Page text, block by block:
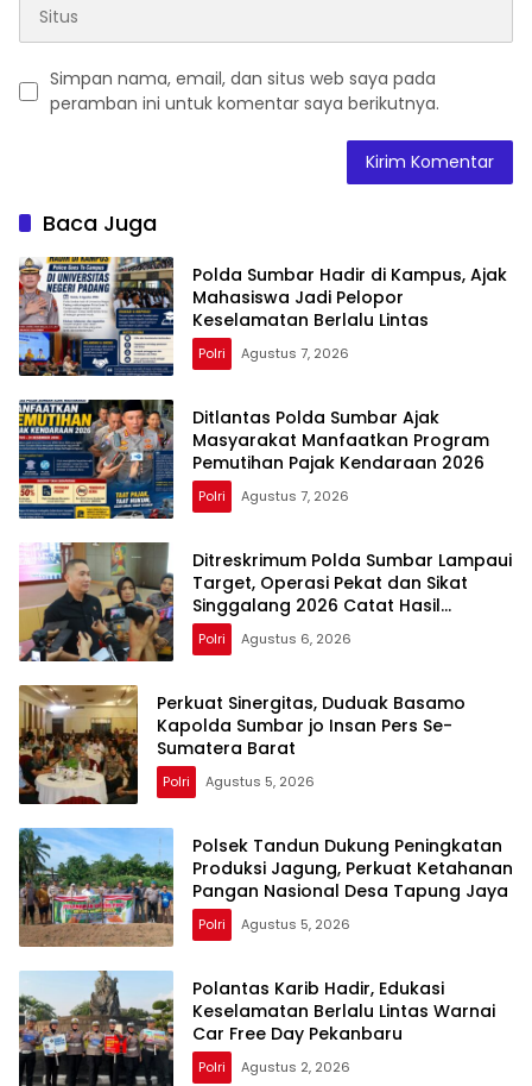
Simpan nama, email, dan situs web saya pada
peramban ini untuk komentar saya berikutnya.
Baca Juga
Polda Sumbar Hadir di Kampus, Ajak
Mahasiswa Jadi Pelopor
Keselamatan Berlalu Lintas
Polri Agustus 7, 2026
Ditlantas Polda Sumbar Ajak
Masyarakat Manfaatkan Program
Pemutihan Pajak Kendaraan 2026
Polri Agustus 7, 2026
Ditreskrimum Polda Sumbar Lampaui
Target, Operasi Pekat dan Sikat
Singgalang 2026 Catat Hasil
Maksimal
Polri Agustus 6, 2026
Perkuat Sinergitas, Duduak Basamo
Kapolda Sumbar jo Insan Pers Se-
Sumatera Barat
Polri Agustus 5, 2026
Polsek Tandun Dukung Peningkatan
Produksi Jagung, Perkuat Ketahanan
Pangan Nasional Desa Tapung Jaya
Polri Agustus 5, 2026
Polantas Karib Hadir, Edukasi
Keselamatan Berlalu Lintas Warnai
Car Free Day Pekanbaru
Polri Agustus 2, 2026